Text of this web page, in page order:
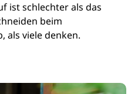
ist schlechter als das
beim
als viele denken.